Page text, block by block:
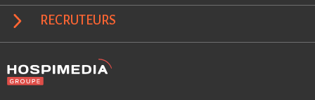
RECRUTEURS